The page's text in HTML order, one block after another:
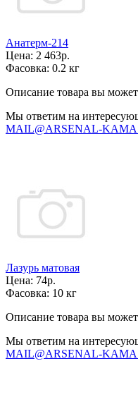
Анатерм-214
Цена: 2 463р.
Фасовка: 0.2 кг
Описание товара вы
Мы ответим на
MAIL@ARSENAL-
Лазурь матовая
Цена: 74р.
Фасовка: 10 кг
Описание товара вы
Мы ответим на
MAIL@ARSENAL-